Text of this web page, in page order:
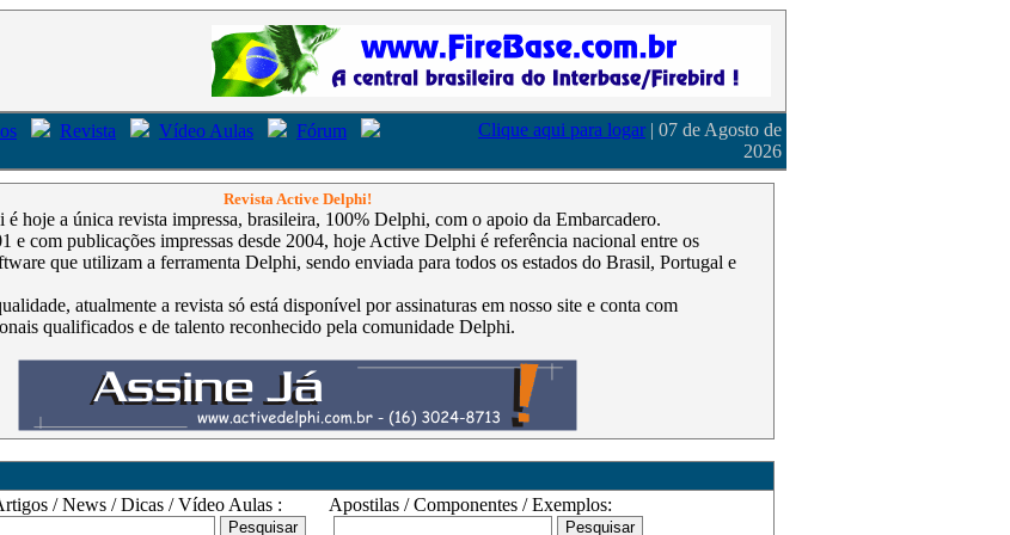
Revista Vídeo Aulas
Fórum
Clique aqui para logar | 07 de Agosto de
2026
Revista Active Delphi!
hoje a única revista impressa, brasileira, 100% Delphi, com o apoio da Embarcadero.
e com publicações impressas desde 2004, hoje Active Delphi é referência nacional entre os
que utilizam a ferramenta Delphi, sendo enviada para todos os estados do Brasil, Portugal e
atualmente a revista só está disponível por assinaturas em nosso site e conta com
qualificados e de talento reconhecido pela comunidade Delphi.
/ News / Dicas / Vídeo Aulas :
Apostilas / Componentes / Exemplos: